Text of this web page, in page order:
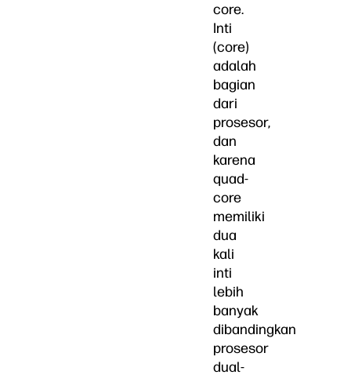
core.
Inti
(core)
adalah
bagian
dari
prosesor,
dan
karena
quad-
core
memiliki
dua
kali
inti
lebih
banyak
dibandingkan
prosesor
dual-